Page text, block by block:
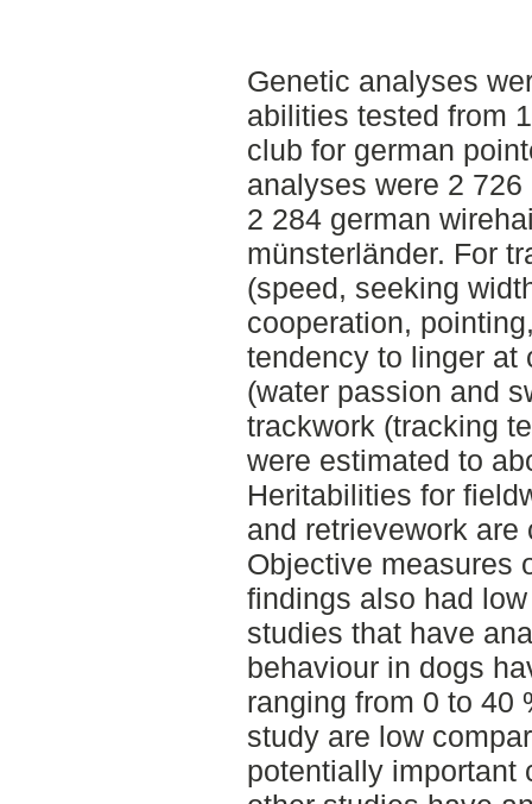
Genetic analyses
abilities tested from
club for german
analyses were 2
2 284 german
münsterländer. For
(speed, seeking
cooperation,
tendency to linger at
(water passion and
trackwork (tracking
were estimated to
Heritabilities for
and retrievework
Objective measures
findings also had
studies that have
behaviour in dogs
ranging from 0 to 40
study are low
potentially important